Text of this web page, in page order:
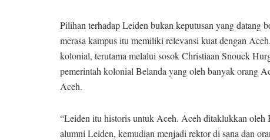
Pilihan terhadap Leiden bukan keputusan yang datang
merasa kampus itu memiliki relevansi kuat dengan
kolonial, terutama melalui sosok Christiaan Snouck
pemerintah kolonial Belanda yang oleh banyak orang
Aceh.
“Leiden itu historis untuk Aceh. Aceh ditaklukkan oleh
alumni Leiden, kemudian menjadi rektor di sana dan